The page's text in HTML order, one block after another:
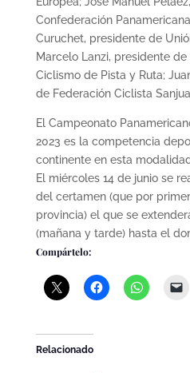
Confederación
Curuchet, presidente de
Marcelo Lanzi, presidente
Ciclismo de Pista y Ruta;
de Federación Ciclista
El Campeonato
2023 es la competencia
continente en esta
El miércoles 14 de junio se
del certamen (que por
provincia) el que se
(mañana y tarde) hasta el
Compártelo:
Relacionado